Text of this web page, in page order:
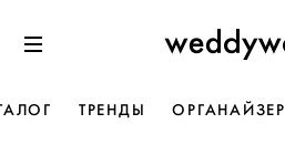
к содержанию
ТРЕНДЫ ОРГАНАЙЗЕР